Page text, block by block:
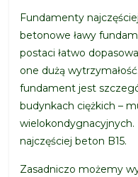
Fundamenty
betonowe ławy
postaci łatwo
one dużą
fundament jest
budynkach ciężkich –
wielokondygnacyjnych.
najczęściej beton B15.
Zasadniczo możemy